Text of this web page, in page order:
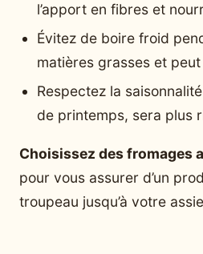
l’apport en fibres et
Évitez de boire froid
matières grasses et
Respectez la
de printemps, sera plus
Choisissez des fromages
pour vous assurer d’un
troupeau jusqu’à votre